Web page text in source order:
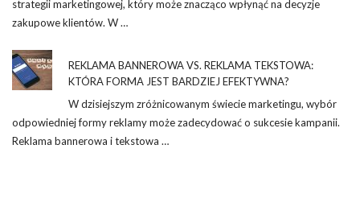
strategii marketingowej, który może znacząco wpłynąć na decyzje
zakupowe klientów. W …
REKLAMA BANNEROWA VS. REKLAMA TEKSTOWA:
KTÓRA FORMA JEST BARDZIEJ EFEKTYWNA?
W dzisiejszym zróżnicowanym świecie marketingu, wybór
odpowiedniej formy reklamy może zadecydować o sukcesie kampanii.
Reklama bannerowa i tekstowa …